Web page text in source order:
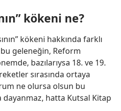
kökeni ne?
kökeni hakkında farklı
geleneğin, Reform
bazılarıysa 18. ve 19.
sırasında ortaya
ne olursa olsun bu
dayanmaz, hatta Kutsal Kitap